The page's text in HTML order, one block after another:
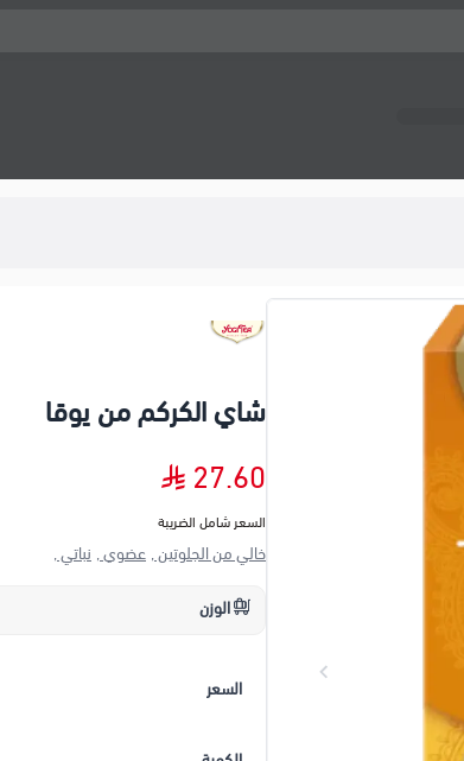
شاي الكركم من يوقا
27.60
السعر شامل الضريبة
خالي من الجلوتين , عضوي , نباتي ,
الوزن
السعر